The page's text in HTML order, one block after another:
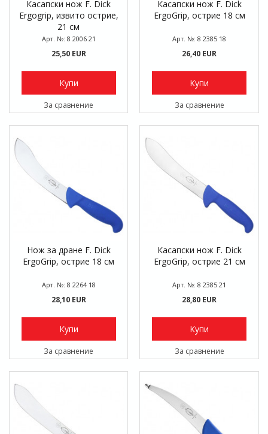
Касапски нож F. Dick
Ergogrip, извито острие,
21 см
Арт. №: 8 2006 21
25,50 EUR
Купи
За сравнение
Касапски нож F. Dick
ErgoGrip, острие 18 см
Арт. №: 8 2385 18
26,40 EUR
Купи
За сравнение
Нож за дране F. Dick
ErgoGrip, острие 18 см
Арт. №: 8 2264 18
28,10 EUR
Купи
За сравнение
Касапски нож F. Dick
ErgoGrip, острие 21 см
Арт. №: 8 2385 21
28,80 EUR
Купи
За сравнение